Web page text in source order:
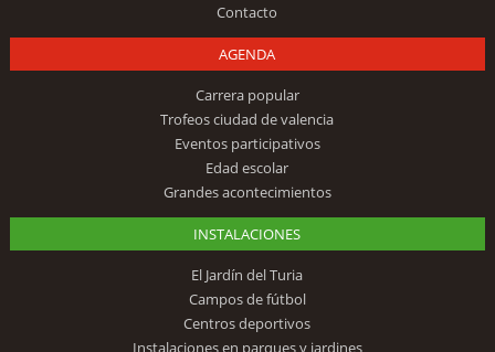
Contacto
AGENDA
Carrera popular
Trofeos ciudad de valencia
Eventos participativos
Edad escolar
Grandes acontecimientos
INSTALACIONES
El Jardín del Turia
Campos de fútbol
Centros deportivos
Instalaciones en parques y jardines